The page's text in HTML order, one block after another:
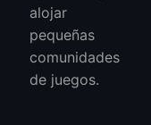
alojar
pequeñas
comunidades
de juegos.